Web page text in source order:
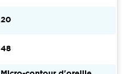
20
48